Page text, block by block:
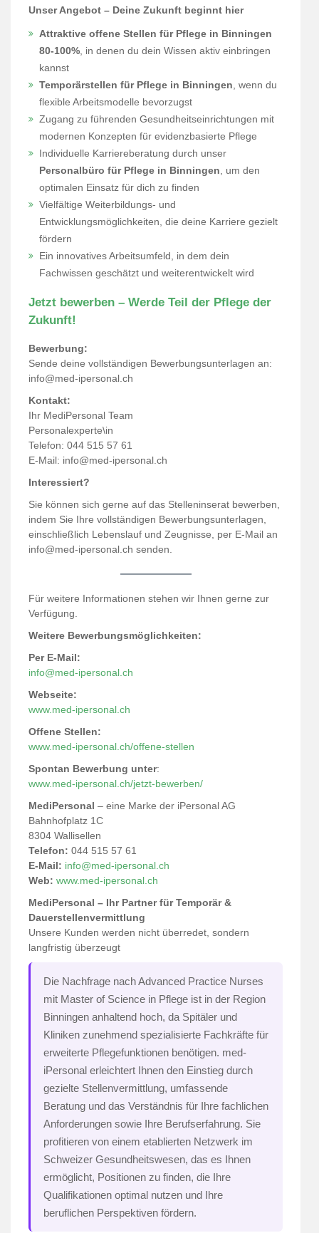
Unser Angebot – Deine Zukunft beginnt hier
Attraktive offene Stellen für Pflege in Binningen
80-100% , in denen du dein Wissen aktiv einbringen
kannst
Temporärstellen für Pflege in Binningen , wenn du
flexible Arbeitsmodelle bevorzugst
Zugang zu führenden Gesundheitseinrichtungen mit
modernen Konzepten für evidenzbasierte Pflege
Individuelle Karriereberatung durch unser
Personalbüro für Pflege in Binningen , um den
optimalen Einsatz für dich zu finden
Vielfältige Weiterbildungs- und
Entwicklungsmöglichkeiten, die deine Karriere gezielt
fördern
Ein innovatives Arbeitsumfeld, in dem dein
Fachwissen geschätzt und weiterentwickelt wird
Jetzt bewerben – Werde Teil der Pflege der
Zukunft!
Bewerbung:
Sende deine vollständigen Bewerbungsunterlagen an:
info@med-ipersonal.ch
Kontakt:
Ihr MediPersonal Team
Personalexperte\in
Telefon: 044 515 57 61
E-Mail: info@med-ipersonal.ch
Interessiert?
Sie können sich gerne auf das Stelleninserat bewerben,
indem Sie Ihre vollständigen Bewerbungsunterlagen,
einschließlich Lebenslauf und Zeugnisse, per E-Mail an
info@med-ipersonal.ch senden.
Für weitere Informationen stehen wir Ihnen gerne zur
Verfügung.
Weitere Bewerbungsmöglichkeiten:
Per E-Mail:
info@med-ipersonal.ch
Webseite:
www.med-ipersonal.ch
Offene Stellen:
www.med-ipersonal.ch/offene-stellen
Spontan Bewerbung unter:
www.med-ipersonal.ch/jetzt-bewerben/
MediPersonal – eine Marke der iPersonal AG
Bahnhofplatz 1C
8304 Wallisellen
Telefon: 044 515 57 61
E-Mail: info@med-ipersonal.ch
Web: www.med-ipersonal.ch
MediPersonal – Ihr Partner für Temporär &
Dauerstellenvermittlung
Unsere Kunden werden nicht überredet, sondern
langfristig überzeugt
Die Nachfrage nach Advanced Practice Nurses
mit Master of Science in Pflege ist in der Region
Binningen anhaltend hoch, da Spitäler und
Kliniken zunehmend spezialisierte Fachkräfte für
erweiterte Pflegefunktionen benötigen. med-
iPersonal erleichtert Ihnen den Einstieg durch
gezielte Stellenvermittlung, umfassende
Beratung und das Verständnis für Ihre fachlichen
Anforderungen sowie Ihre Berufserfahrung. Sie
profitieren von einem etablierten Netzwerk im
Schweizer Gesundheitswesen, das es Ihnen
ermöglicht, Positionen zu finden, die Ihre
Qualifikationen optimal nutzen und Ihre
beruflichen Perspektiven fördern.